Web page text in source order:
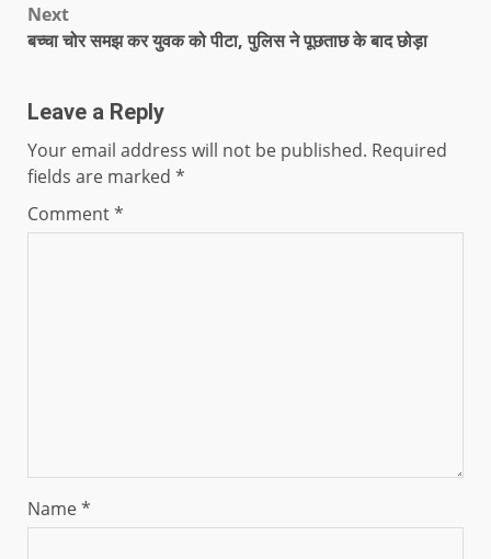
Next
बच्चा चोर समझ कर युवक को पीटा, पुलिस ने पूछताछ के बाद छोड़ा
Leave a Reply
Your email address will not be published. Required
fields are marked *
Comment*
Name*